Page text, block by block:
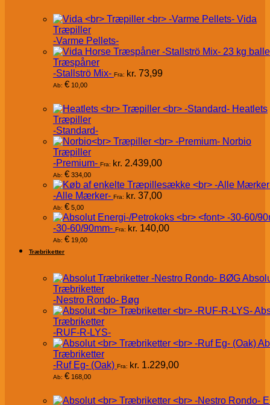
Vida
Træpiller
-Varme Pellets-
Træspåner
-Stallströ Mix- Fra: kr. 73,99
Ab: € 10,00
Heatlets
Træpiller
-Standard-
Norbio
Træpiller
-Premium- Fra: kr. 2.439,00
Ab: € 334,00
-Alle Mærker- Fra: kr. 37,00
Ab: € 5,00
-30-60/90mm- Fra: kr. 140,00
Ab: € 19,00
Træbriketter
Træbriketter
-Nestro Rondo- Bøg
Træbriketter
-RUF-R-LYS-
Træbriketter
-Ruf Eg- (Oak) Fra: kr. 1.229,00
Ab: € 168,00